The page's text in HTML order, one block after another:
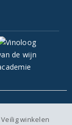
Veilig winkelen